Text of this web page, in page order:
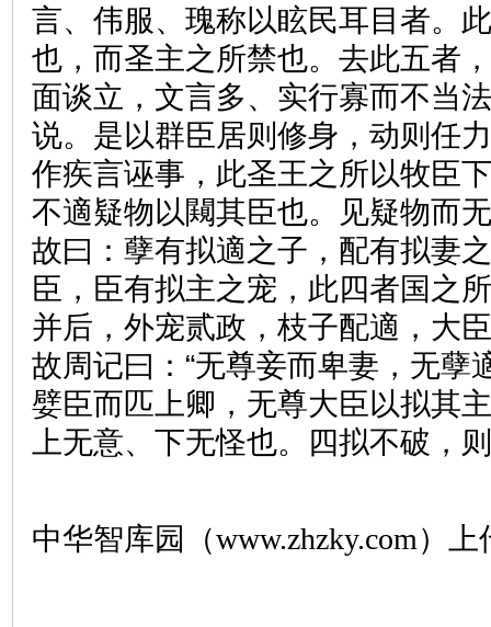
言、伟服、瑰称以眩民耳目者。
也，而圣主之所禁也。去此五者
面谈立，文言多、实行寡而不当
说。是以群臣居则修身，动则任
作疾言诬事，此圣王之所以牧臣
不適疑物以闚其臣也。见疑物而
故曰：孽有拟適之子，配有拟妻
臣，臣有拟主之宠，此四者国之
并后，外宠贰政，枝子配適，大
故周记曰：“无尊妾而卑妻，无孽
嬖臣而匹上卿，无尊大臣以拟其
上无意、下无怪也。四拟不破，
中华智库园（www.zhzky.com）上